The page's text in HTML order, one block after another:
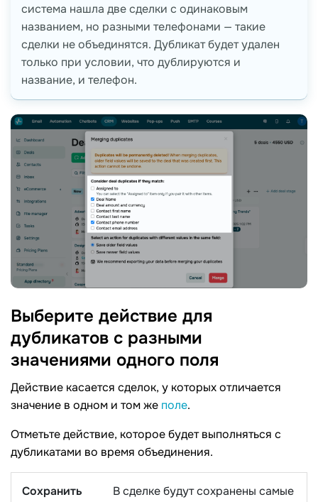
система нашла две сделки с одинаковым
названием, но разными телефонами — такие
сделки не объединятся. Дубликат будет удален
только при условии, что дублируются и
название, и телефон.
Выберите действие для
дубликатов с разными
значениями одного поля
Действие касается сделок, у которых отличается
значение в одном и том же поле.
Отметьте действие, которое будет выполняться с
дубликатами во время объединения.
Сохранить
В сделке будут сохранены самые